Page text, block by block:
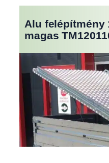
Alu felépítmény
magas